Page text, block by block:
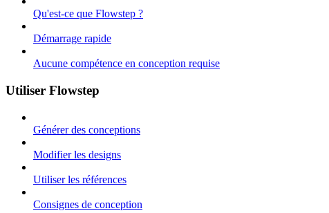
Qu'est-ce que Flowstep ?
Démarrage rapide
Aucune compétence en conception requise
Utiliser Flowstep
Générer des conceptions
Modifier les designs
Utiliser les références
Consignes de conception